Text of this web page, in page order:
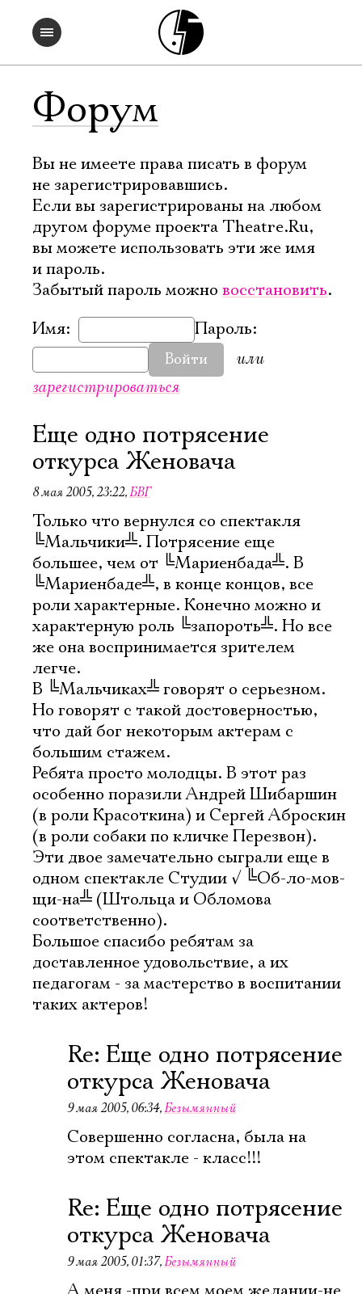
Форум
Вы не имеете права писать в форум
не зарегистрировавшись.
Если вы зарегистрированы на любом
другом форуме проекта Theatre.Ru,
вы можете использовать эти же имя
и пароль.
Забытый пароль можно восстановить.
Имя:
Пароль:
Войти
или
зарегистрироваться
Еще одно потрясение
откурса Женовача
8 мая 2005, 23:22,БВГ
Только что вернулся со спектакля
╚Мальчики╩. Потрясение еще
большее, чем от ╚Мариенбада╩. В
╚Мариенбаде╩, в конце концов, все
роли характерные. Конечно можно и
характерную роль ╚запороть╩. Но все
же она воспринимается зрителем
легче.
В ╚Мальчиках╩говорят о серьезном.
Но говорят с такой достоверностью,
что дай бог некоторым актерам с
большим стажем.
Ребята просто молодцы. В этот раз
особенно поразили Андрей Шибаршин
(в роли Красоткина) и Сергей Аброскин
(в роли собаки по кличке Перезвон).
Эти двое замечательно сыграли еще в
одном спектакле Студии √ ╚Об-ло-мов-
щи-на╩ (Штольца и Обломова
соответственно).
Большое спасибо ребятам за
доставленное удовольствие, а их
педагогам - за мастерство в воспитании
таких актеров!
Re: Еще одно потрясение
откурса Женовача
9 мая 2005, 06:34,Безымянный
Совершенно согласна, была на
этом спектакле - класс!!!
Re: Еще одно потрясение
откурса Женовача
9 мая 2005, 01:37,Безымянный